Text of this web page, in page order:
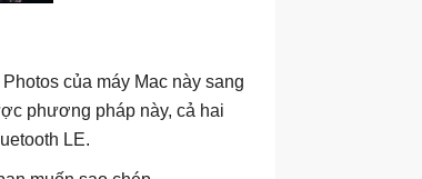
của máy Mac này sang
phương pháp này, cả hai
LE.